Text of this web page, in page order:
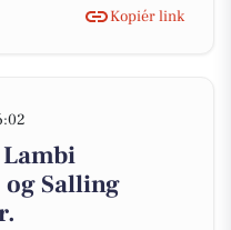
Kopiér link
Salling